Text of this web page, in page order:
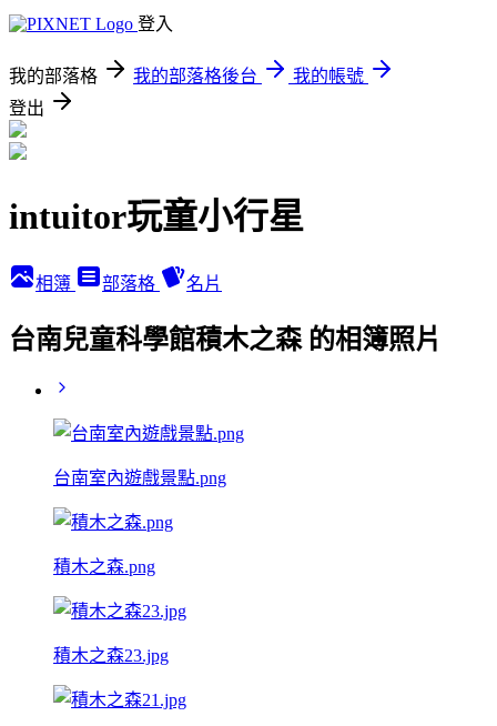
登入
我的部落格 我的部落格後台
我的帳號
登出
intuitor玩童小行星
相簿 部落格 名片
台南兒童科學館積木之森 的相簿照片
台南室內遊戲景點.png
積木之森.png
積木之森23.jpg